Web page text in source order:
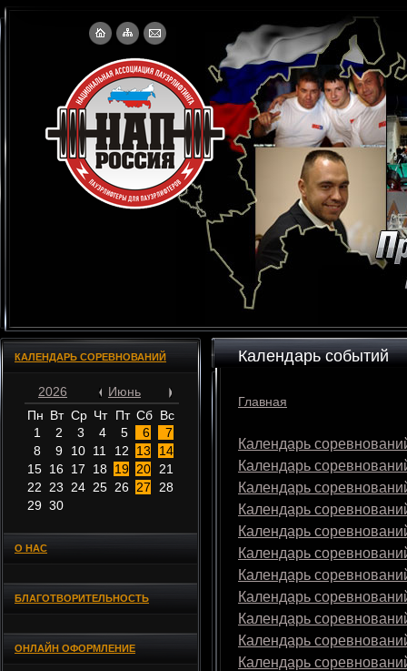
КАЛЕНДАРЬ СОРЕВНОВАНИЙ
2026
Июнь
Пн Вт Ср Чт Пт Сб Вс
1
2 3 4 5 6
7
8
9 10 11 12 13
14
15 16 17 18 19 20
21
22
23 24 25 26 27
28
29 30
О НАС
БЛАГОТВОРИТЕЛЬНОСТЬ
ОНЛАЙН ОФОРМЛЕНИЕ
Календарь событий
Главная
Календарь
Календарь
Календарь
Календарь
Календарь
Календарь
Календарь
Календарь
Календарь
Календарь
Календарь